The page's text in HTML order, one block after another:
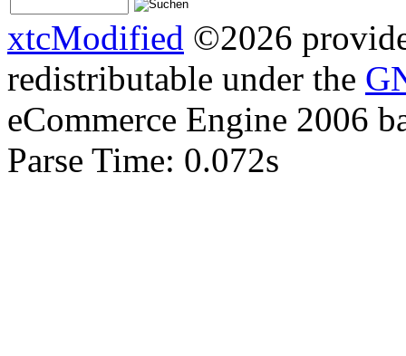
xtcModified ©2026
redistributable under the
eCommerce Engine 2006
Parse Time: 0.072s